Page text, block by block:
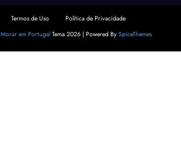
Termos de Uso
Política de Privacidade
Morar em PortugalTema 2026 | Powered By SpiceThemes